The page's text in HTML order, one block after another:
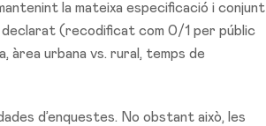
la mateixa especificació i conjunt
(recodificat com 0/1 per públic
àrea urbana vs. rural, temps de
d’enquestes. No obstant això, les